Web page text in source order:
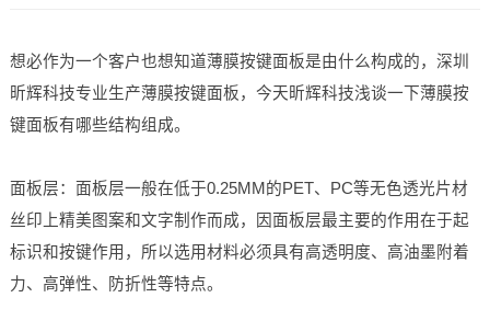
想必作为一个客户也想知道薄膜按键面板是由什么构成的，深圳
昕辉科技专业生产薄膜按键面板，今天昕辉科技浅谈一下薄膜按
键面板有哪些结构组成。
面板层：面板层一般在低于0.25MM的PET、PC等无色透光片材
丝印上精美图案和文字制作而成，因面板层最主要的作用在于起
标识和按键作用，所以选用材料必须具有高透明度、高油墨附着
力、高弹性、防折性等特点。